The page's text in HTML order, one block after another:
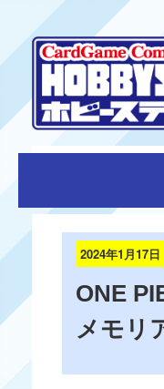
2024年1月17日
ONE
メモリ